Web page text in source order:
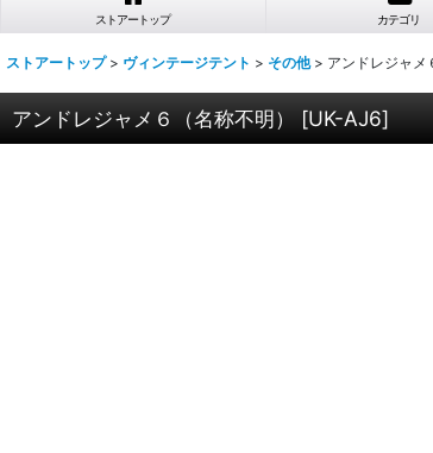
ストアートップ カテゴリ
ストアートップ > ヴィンテージテント > その他 > アンドレジャメ
アンドレジャメ６（名称不明） [UK-AJ6]